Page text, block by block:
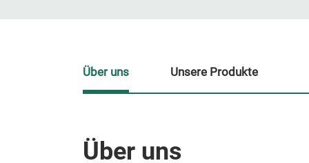
Über uns
Über uns Unsere Produkte